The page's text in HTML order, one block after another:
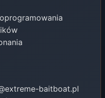
baitboat.pl